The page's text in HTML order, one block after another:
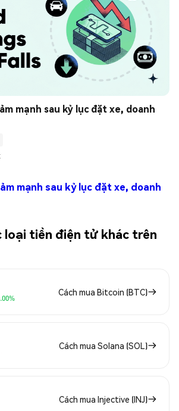
mạnh sau kỷ lục đặt xe, doanh
mạnh sau kỷ lục đặt xe, doanh
loại tiền điện tử khác trên
Cách mua Bitcoin (BTC)
Cách mua Solana (SOL)
Cách mua Injective (INJ)